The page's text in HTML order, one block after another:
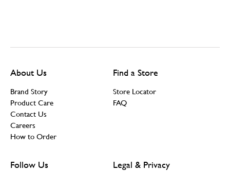
About Us
Brand Story
Product Care
Contact Us
Careers
How to Order
Find a Store
Store Locator
FAQ
Follow Us Legal & Privacy